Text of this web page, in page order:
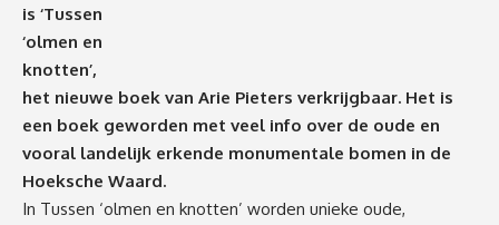
is ‘Tussen
‘olmen en
knotten’,
het nieuwe boek van Arie Pieters verkrijgbaar. Het is
een boek geworden met veel info over de oude en
vooral landelijk erkende monumentale bomen in de
Hoeksche Waard.
In Tussen ‘olmen en knotten’ worden unieke oude,